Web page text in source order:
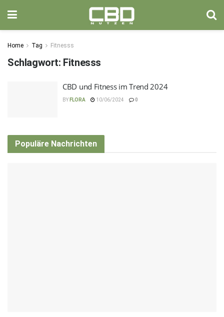
Home Tag Fitnesss
Schlagwort: Fitnesss
CBD und Fitness im Trend 2024
BY FLORA 10/06/2024 0
Populäre Nachrichten